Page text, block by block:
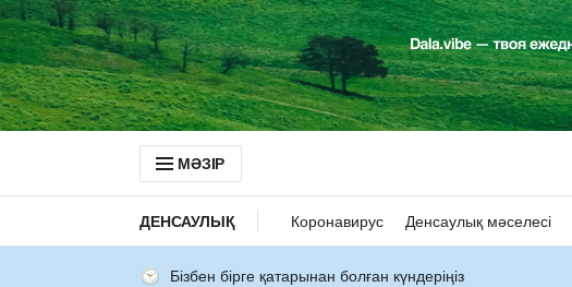
МӘЗІР
ДЕНСАУЛЫҚ Коронавирус Денсаулық мәселесі
Бізбен бірге қатарынан болған күндеріңіз